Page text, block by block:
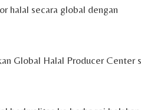
halal secara global dengan
Global Halal Producer Center